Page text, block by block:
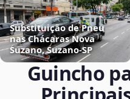
Substituição de Pneu
nas Chácaras Nova
Suzano, Suzano‑SP
Guincho